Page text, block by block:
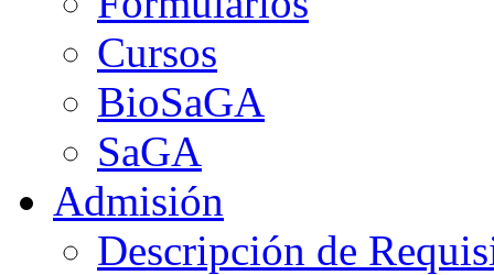
Cursos
BioSaGA
SaGA
Admisión
Descripción de